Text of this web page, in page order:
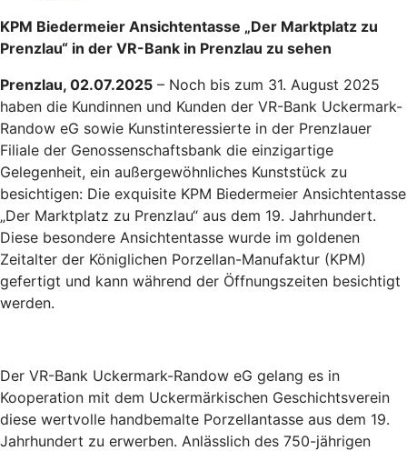
KPM Biedermeier Ansichtentasse „Der Marktplatz zu
Prenzlau“ in der VR-Bank in Prenzlau zu sehen
Prenzlau, 02.07.2025 – Noch bis zum 31. August 2025
haben die Kundinnen und Kunden der VR-Bank Uckermark-
Randow eG sowie Kunstinteressierte in der Prenzlauer
Filiale der Genossenschaftsbank die einzigartige
Gelegenheit, ein außergewöhnliches Kunststück zu
besichtigen: Die exquisite KPM Biedermeier Ansichtentasse
„Der Marktplatz zu Prenzlau“ aus dem 19. Jahrhundert.
Diese besondere Ansichtentasse wurde im goldenen
Zeitalter der Königlichen Porzellan-Manufaktur (KPM)
gefertigt und kann während der Öffnungszeiten besichtigt
werden.
Der VR-Bank Uckermark-Randow eG gelang es in
Kooperation mit dem Uckermärkischen Geschichtsverein
diese wertvolle handbemalte Porzellantasse aus dem 19.
Jahrhundert zu erwerben. Anlässlich des 750-jährigen